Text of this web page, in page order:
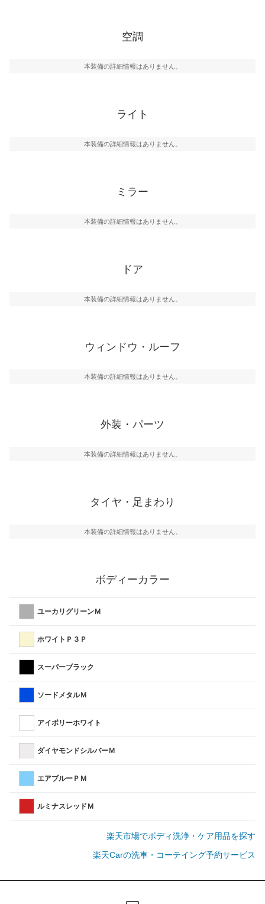
空調
本装備の詳細情報はありません。
ライト
本装備の詳細情報はありません。
ミラー
本装備の詳細情報はありません。
ドア
本装備の詳細情報はありません。
ウィンドウ・ルーフ
本装備の詳細情報はありません。
外装・パーツ
本装備の詳細情報はありません。
タイヤ・足まわり
本装備の詳細情報はありません。
ボディーカラー
ユーカリグリーンＭ
ホワイトＰ３Ｐ
スーパーブラック
ソードメタルＭ
アイボリーホワイト
ダイヤモンドシルバーＭ
エアブルーＰＭ
ルミナスレッドＭ
楽天市場でボディ洗浄・ケア用品を探す
楽天Carの洗車・コーテイング予約サービス